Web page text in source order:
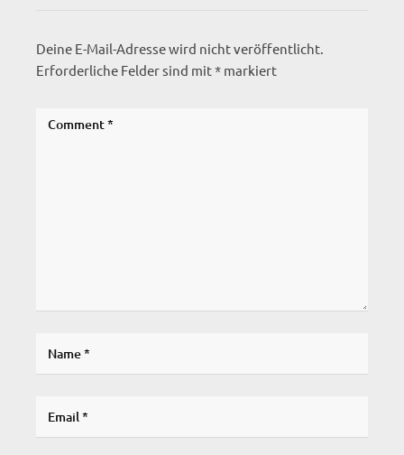
Deine E-Mail-Adresse wird nicht veröffentlicht.
Erforderliche Felder sind mit* markiert